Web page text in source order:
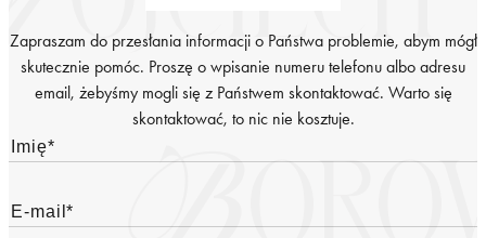
Zapraszam do przesłania informacji o Państwa problemie, abym mógł
skutecznie pomóc. Proszę o wpisanie numeru telefonu albo adresu
email, żebyśmy mogli się z Państwem skontaktować. Warto się
skontaktować, to nic nie kosztuje.